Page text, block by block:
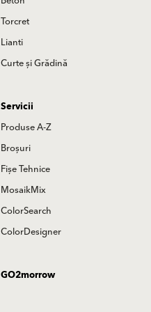
Torcret
Lianti
Curte și Grădină
Servicii
Produse A-Z
Broșuri
Fișe Tehnice
MosaikMix
ColorSearch
ColorDesigner
GO2morrow